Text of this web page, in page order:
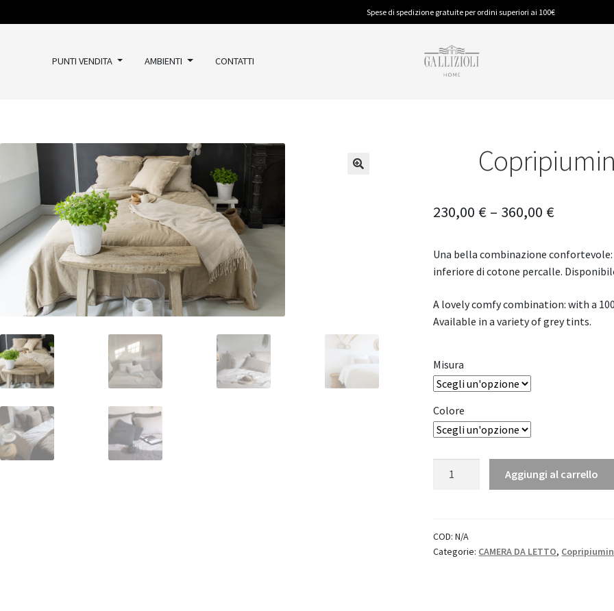
Spese di spedizione gratuite per ordini superiori ai 100€
PUNTI VENDITA AMBIENTI CONTATTI
TAPPETI
Classici
Kilim
Vintage
Moderni
Outlet
Pelli
PIUMINI E GUANCIALI
Piumino in Piuma
CUCINA
Tappeti
230,00 € – 360,00 €
Una bella combinazione
inferiore di cotone percalle.
A lovely comfy combination: with a
Available in a variety of grey tints.
Misura
Colore
Style"
quantità
Aggiungi al carrello
COD:N/A
Categorie: CAMERA DA LETTO,